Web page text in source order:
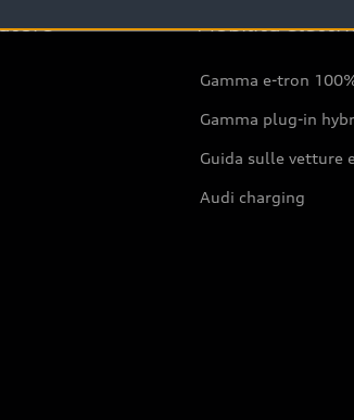
Mobilità
Gamma e-tron
Gamma plug-in
Guida sulle vetture
Audi charging